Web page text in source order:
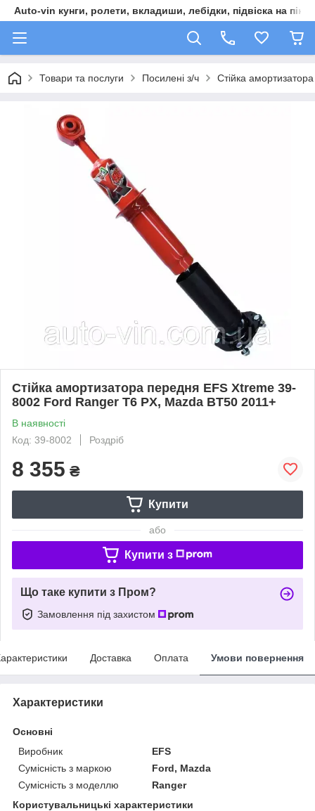
Auto-vin кунги, ролети, вкладиши, лебідки, підвіска на пікап
Товари та послуги Посилені з/ч Стійка
Стійка амортизатора передня EFS Xtreme 39-
8002 Ford Ranger T6 PX, Mazda BT50 2011+
В наявності
Код: 39-8002
Роздріб
8 355 ₴
Купити
або
Купити з
Що таке купити з Пром?
Замовлення під захистом
Доставка Оплата Умови повернення
Характеристики
Основні
Виробник
EFS
Сумісність з маркою
Ford, Mazda
Сумісність з моделлю
Ranger
Користувальницькі характеристики